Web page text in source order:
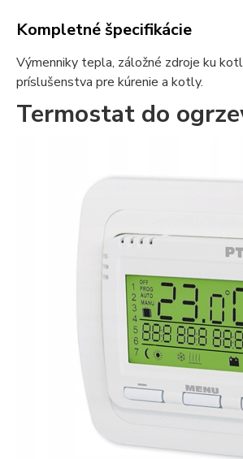
Kompletné špecifikácie
Výmenniky tepla, záložné zdroje ku
príslušenstva pre kúrenie a kotly.
Termostat do